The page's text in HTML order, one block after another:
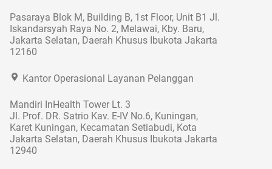
Pasaraya Blok M, Building B, 1st Floor, Unit B1 Jl.
Iskandarsyah Raya No. 2, Melawai, Kby. Baru,
Jakarta Selatan, Daerah Khusus Ibukota Jakarta
12160
Kantor Operasional Layanan Pelanggan
Mandiri InHealth Tower Lt. 3
Jl. Prof. DR. Satrio Kav. E-IV No.6, Kuningan,
Karet Kuningan, Kecamatan Setiabudi, Kota
Jakarta Selatan, Daerah Khusus Ibukota Jakarta
12940